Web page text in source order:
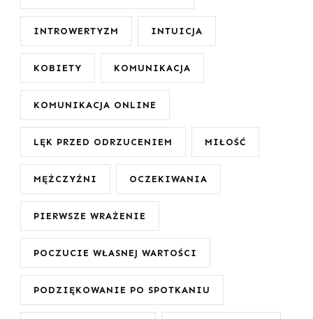
INTROWERTYZM INTUICJA
KOBIETY KOMUNIKACJA
KOMUNIKACJA ONLINE
LĘK PRZED ODRZUCENIEM MIŁOŚĆ
MĘŻCZYŹNI OCZEKIWANIA
PIERWSZE WRAŻENIE
POCZUCIE WŁASNEJ WARTOŚCI
PODZIĘKOWANIE PO SPOTKANIU